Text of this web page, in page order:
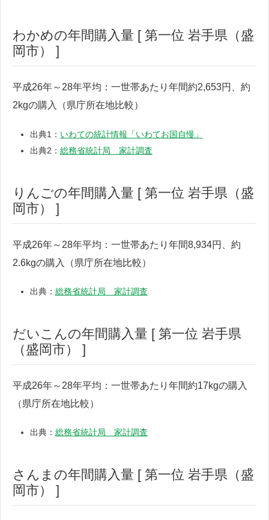
わかめの年間購入量 [ 第一位 岩手県（盛
岡市） ]
平成26年～28年平均：一世帯あたり年間約2,653円、約
2kgの購入（県庁所在地比較）
出典1： いわての統計情報「いわてお国自慢」
出典2： 総務省統計局 家計調査
りんごの年間購入量 [ 第一位 岩手県（盛
岡市） ]
平成26年～28年平均：一世帯あたり年間8,934円、約
2.6kgの購入（県庁所在地比較）
出典： 総務省統計局 家計調査
だいこんの年間購入量 [ 第一位 岩手県
（盛岡市） ]
平成26年～28年平均：一世帯あたり年間約17kgの購入
（県庁所在地比較）
出典： 総務省統計局 家計調査
さんまの年間購入量 [ 第一位 岩手県（盛
岡市） ]